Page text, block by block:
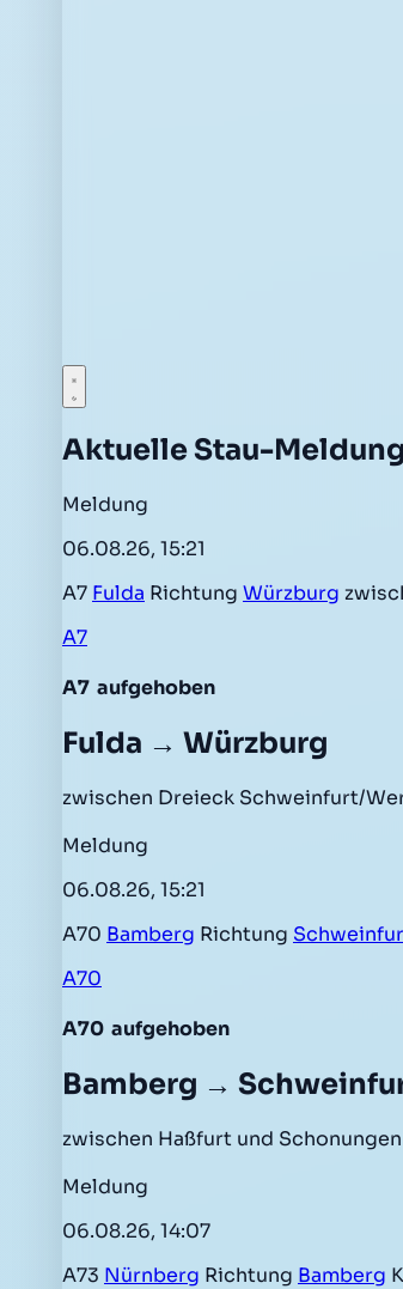
Aktuelle Stau-
Meldung
06.08.26, 15:21
A7 Fulda Richtung Würzburg
A7
A7 aufgehoben
Fulda → Würzburg
zwischen Dreieck Schweinfurt/
Meldung
06.08.26, 15:21
A70 Bamberg Richtung
A70
A70 aufgehoben
Bamberg →
zwischen Haßfurt und
Meldung
06.08.26, 14:07
A73 Nürnberg Richtung Bamberg